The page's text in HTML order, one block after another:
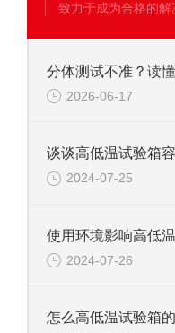
致力于成为合格的解
2026-06-17
2024-07-25
2024-07-26